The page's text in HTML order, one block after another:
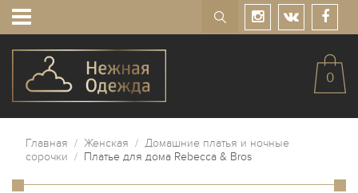
0
Главная / Женская / Домашние платья и ночные
сорочки / Платье для дома Rebecca & Bros